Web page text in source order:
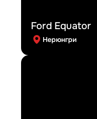
Ford Equator
Нерюнгри